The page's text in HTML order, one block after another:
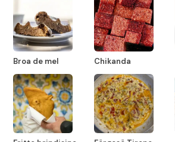
Broa de mel Chikanda